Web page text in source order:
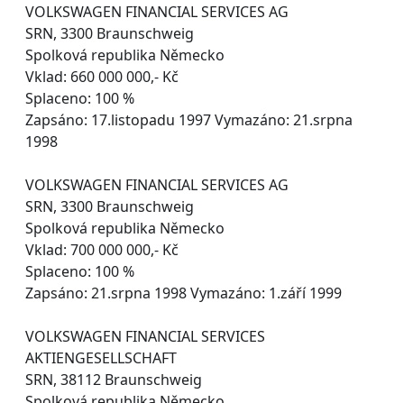
VOLKSWAGEN FINANCIAL SERVICES AG
SRN, 3300 Braunschweig
Spolková republika Německo
Vklad: 660 000 000,- Kč
Splaceno: 100 %
Zapsáno: 17.listopadu 1997 Vymazáno: 21.srpna
1998
VOLKSWAGEN FINANCIAL SERVICES AG
SRN, 3300 Braunschweig
Spolková republika Německo
Vklad: 700 000 000,- Kč
Splaceno: 100 %
Zapsáno: 21.srpna 1998 Vymazáno: 1.září 1999
VOLKSWAGEN FINANCIAL SERVICES
AKTIENGESELLSCHAFT
SRN, 38112 Braunschweig